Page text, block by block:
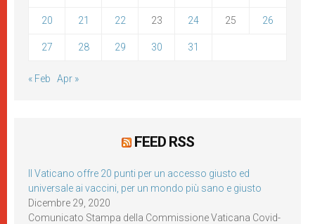
20 21 22 23 24 25 26
27 28 29 30 31
« Feb Apr »
FEED RSS
Il Vaticano offre 20 punti per un accesso giusto ed
universale ai vaccini, per un mondo più sano e giusto
Dicembre 29, 2020
Comunicato Stampa della Commissione Vaticana Covid-